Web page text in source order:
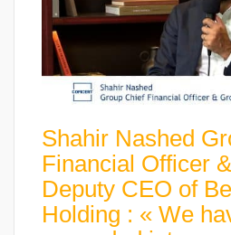
Shahir Nashed
Financial Officer
Deputy CEO of
Holding : « We